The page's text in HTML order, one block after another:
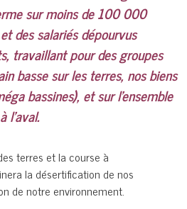
sur moins de 100 000
des salariés dépourvus
travaillant pour des groupes
basse sur les terres, nos biens
bassines), et sur l’ensemble
l’aval.
terres et la course à
la désertification de nos
de notre environnement.